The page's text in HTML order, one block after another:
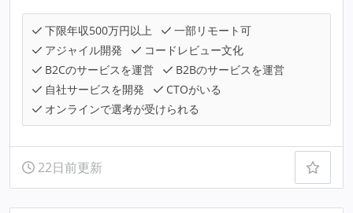
下限年収500万円以上
一部リモート可
アジャイル開発
コードレビュー文化
B2Cのサービスを運営
B2Bのサービスを運営
自社サービスを開発
CTOがいる
オンラインで選考が受けられる
22日前更新